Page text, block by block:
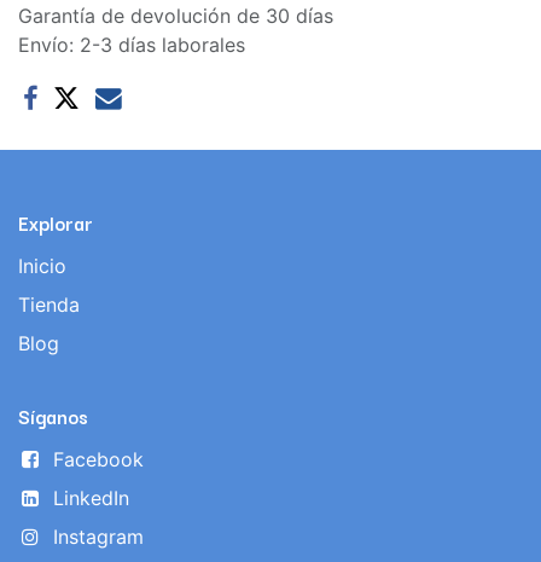
Garantía de devolución de 30 días
Envío: 2-3 días laborales
Explorar
Inicio
Tienda
Blog
Síganos
Facebook
LinkedIn
Instagram